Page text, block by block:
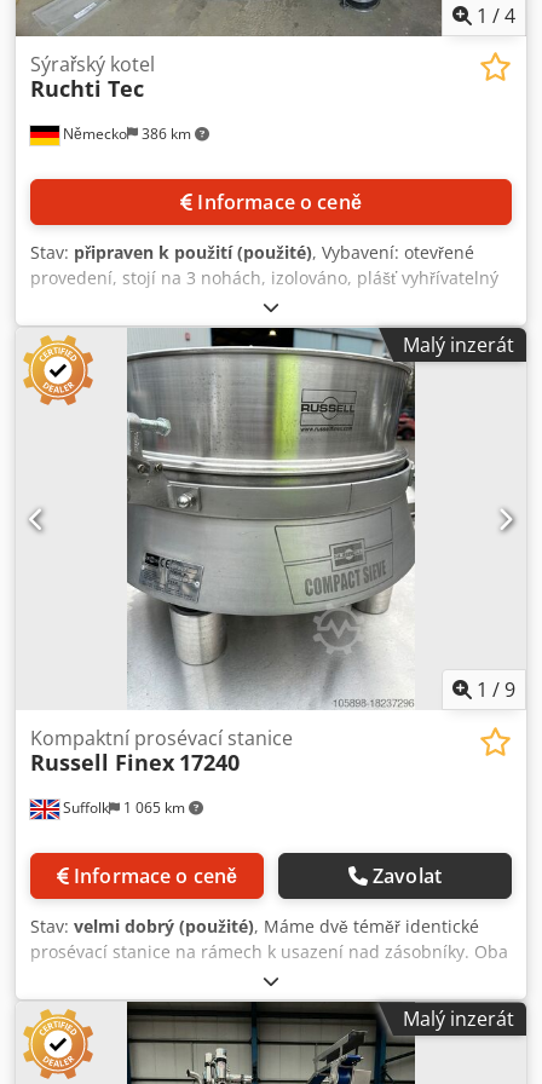
1 /4
Německo 386 km
Sýrařský kotel
Ruchti Tec
Informace o ceně
Stav: připraven k použití (použité), Vybavení: otevřené
provedení, stojí na 3 nohách, izolováno, plášť vyhřívatelný
a chladitelný, vnitřní povrch měděný, míchadlo/řezací
zařízení, v plášti různé nátrubky pro teplou/studenou vodu,
výpustný nátrubek jmenovité světlosti DN 65 zúžen na DN
25, kapacita: 1200 l, vnější průměr: 1770 mm, vnitřní
průměr: 1600 mm, výška s míchadlem: 1550 mm, výška
nádoby: 1000 mm. Prohlídka na místě je možná. Crsdpoy
Uyfiefx An Tsf
Malý inzerát
1 /9
Suffolk 1 065 km
Kompaktní prosévací stanice
Russell Finex 17240
Informace o ceně Zavolat
Stav: velmi dobrý (použité), Máme dvě téměř identické
prosévací stanice na rámech k usazení nad zásobníky. Oba
nové v roce 2014 a v pěkném stavu. Fotografie zobrazují
stroje před praním. Průměr síta 550 mm. Výběr síťových sít.
Každý stroj bude dodáván s jednou obrazovkou. Crsdpfx
Aovpv Nusn Tsf
Malý inzerát